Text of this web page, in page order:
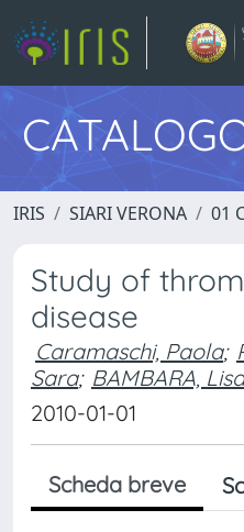
IRIS SIARI VERONA 01
Study of
disease
Caramaschi, Paola;
Sara; BAMBARA,
2010-01-01
Scheda breve